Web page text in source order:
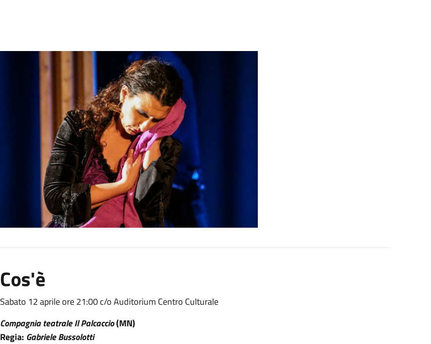
Cos'è
Sabato 12 aprile ore 21:00 c/o Auditorium Centro Culturale
Compagnia teatrale Il Palcaccio(MN)
Regia: Gabriele Bussolotti